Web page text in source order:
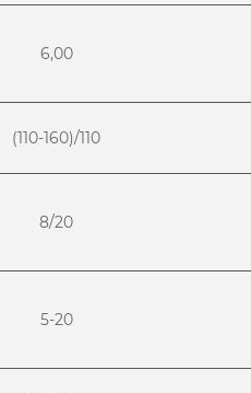
6,00
(110-160)/110
8/20
5-20